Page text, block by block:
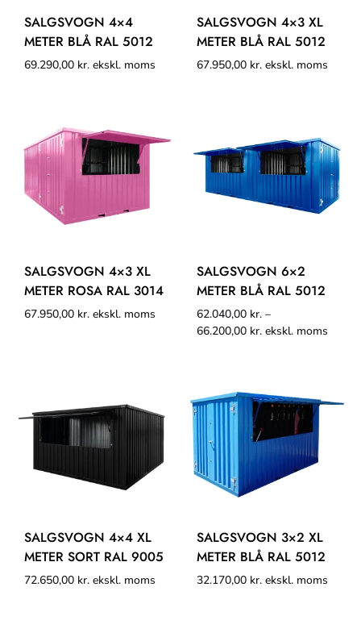
SALGSVOGN 4×4
METER BLÅ RAL 5012
69.290,00 kr. ekskl. moms
SALGSVOGN 4×3 XL
METER BLÅ RAL 5012
67.950,00 kr. ekskl. moms
SALGSVOGN 4×3 XL
METER ROSA RAL 3014
67.950,00 kr. ekskl. moms
SALGSVOGN 6×2
METER BLÅ RAL 5012
62.040,00 kr. –
66.200,00 kr. ekskl. moms
SALGSVOGN 4×4 XL
METER SORT RAL 9005
72.650,00 kr. ekskl. moms
SALGSVOGN 3×2 XL
METER BLÅ RAL 5012
32.170,00 kr. ekskl. moms